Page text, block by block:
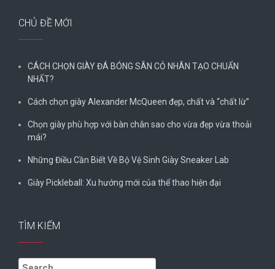
CHỦ ĐỀ MỚI
CÁCH CHỌN GIÀY ĐÁ BÓNG SÂN CỎ NHÂN TẠO CHUẨN
NHẤT?
Cách chọn giày Alexander McQueen đẹp, chất và “chất lừ”
Chọn giày phù hợp với bàn chân sao cho vừa đẹp vừa thoải
mái?
Những Điều Cần Biết Về Bộ Vệ Sinh Giày Sneaker Lab
Giày Pickleball: Xu hướng mới của thể thao hiện đại
TÌM KIẾM
Search